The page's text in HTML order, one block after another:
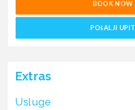
BOOK NOW
POšALJI UPIT
Extras
Usluge